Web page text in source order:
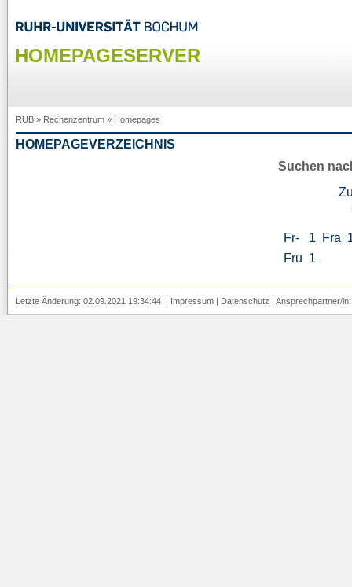
HOMEPAGESERVER
RUB » Rechenzentrum » Homepages
HOMEPAGEVERZEICHNIS
Suchen
Fr- 1 Fra
Fru 1
Letzte Änderung: 02.09.2021 19:34:44 | Impressum | Datenschutz | Ansprechpartner/